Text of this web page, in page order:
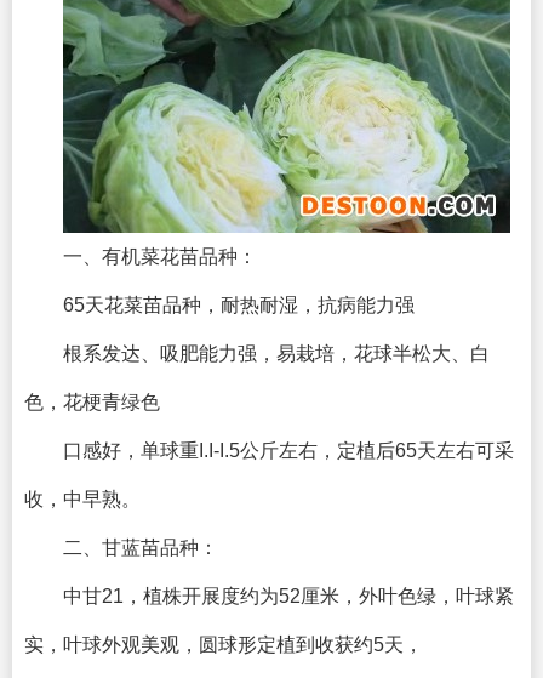
一、有机菜花苗品种：
65天花菜苗品种，耐热耐湿，抗病能力强
根系发达、吸肥能力强，易栽培，花球半松大、白
色，花梗青绿色
口感好，单球重I.I-I.5公斤左右，定植后65天左右可采
收，中早熟。
二、甘蓝苗品种：
中甘21，植株开展度约为52厘米，外叶色绿，叶球紧
实，叶球外观美观，圆球形定植到收获约5天，